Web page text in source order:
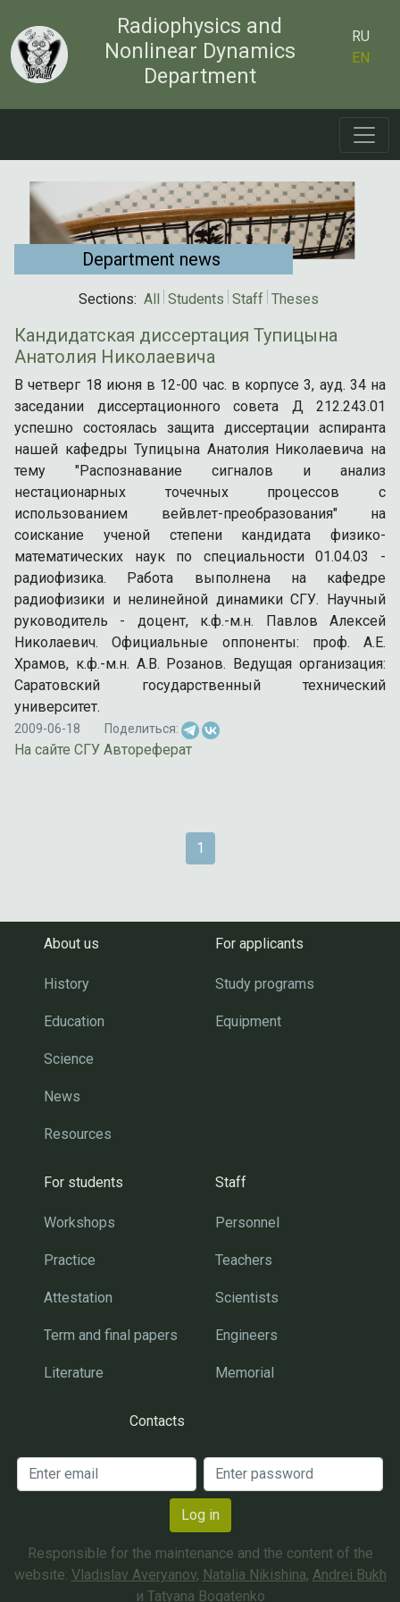
Radiophysics and
Nonlinear Dynamics
Department
RU
EN
Department news
Sections: All Students Staff Theses
Кандидатская диссертация Тупицына
Анатолия Николаевича
В четверг 18 июня в 12-00 час. в корпусе 3, ауд. 34 на
заседании диссертационного совета Д 212.243.01
успешно состоялась защита диссертации аспиранта
нашей кафедры Тупицына Анатолия Николаевича на
тему "Распознавание сигналов и анализ
нестационарных точечных процессов с
использованием вейвлет-преобразования" на
соискание ученой степени кандидата физико-
математических наук по специальности 01.04.03 -
радиофизика. Работа выполнена на кафедре
радиофизики и нелинейной динамики СГУ. Научный
руководитель - доцент, к.ф.-м.н. Павлов Алексей
Николаевич. Официальные оппоненты: проф. А.Е.
Храмов, к.ф.-м.н. А.В. Розанов. Ведущая организация:
Саратовский государственный технический
университет.
2009-06-18 Поделиться:
На сайте СГУ Автореферат
1
About us
History
Education
Science
News
Resources
For applicants
Study programs
Equipment
For students
Workshops
Practice
Attestation
Term and final papers
Literature
Staff
Personnel
Teachers
Scientists
Engineers
Memorial
Contacts
Log in
Responsible for the maintenance and the content of the
website: Vladislav Averyanov, Natalia Nikishina, Andrei Bukh
и Tatyana Bogatenko